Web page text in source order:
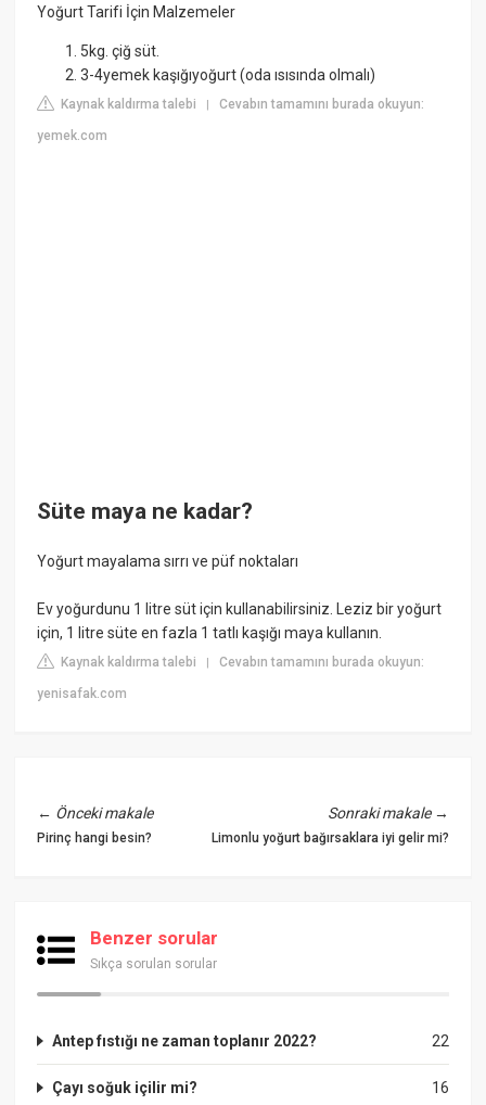
Yoğurt Tarifi İçin Malzemeler
5kg. çiğ süt.
3-4yemek kaşığıyoğurt (oda ısısında olmalı)
Kaynak kaldırma talebi |Cevabın tamamını burada okuyun:
yemek.com
Süte maya ne kadar?
Yoğurt mayalama sırrı ve püf noktaları
Ev yoğurdunu 1 litre süt için kullanabilirsiniz. Leziz bir yoğurt
için, 1 litre süte en fazla 1 tatlı kaşığı maya kullanın.
Kaynak kaldırma talebi |Cevabın tamamını burada okuyun:
yenisafak.com
← Önceki makale
Pirinç hangi besin?
Sonraki makale→
Limonlu yoğurt bağırsaklara iyi gelir mi?
Benzer sorular
Sıkça sorulan sorular
22
Antep fıstığı ne zaman toplanır 2022?
16
Çayı soğuk içilir mi?